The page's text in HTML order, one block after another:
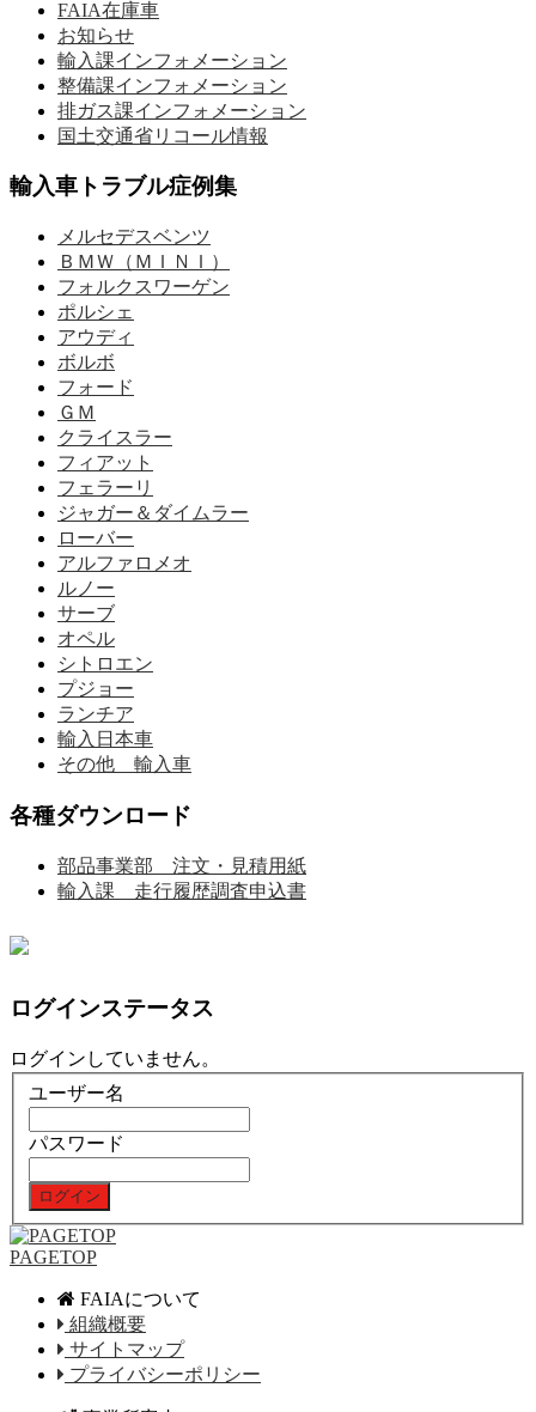
FAIA在庫車
お知らせ
輸入課インフォメーション
整備課インフォメーション
排ガス課インフォメーション
国土交通省リコール情報
輸入車トラブル症例集
メルセデスベンツ
ＢＭＷ（ＭＩＮＩ）
フォルクスワーゲン
ポルシェ
アウディ
ボルボ
フォード
ＧＭ
クライスラー
フィアット
フェラーリ
ジャガー＆ダイムラー
ローバー
アルファロメオ
ルノー
サーブ
オペル
シトロエン
プジョー
ランチア
輸入日本車
その他 輸入車
各種ダウンロード
部品事業部 注文・見積用紙
輸入課 走行履歴調査申込書
ログインステータス
ログインしていません。
ユーザー名
パスワード
PAGETOP
FAIAについて
組織概要
サイトマップ
プライバシーポリシー